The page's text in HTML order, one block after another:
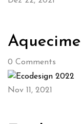
0 Comments
Nov 11, 2021